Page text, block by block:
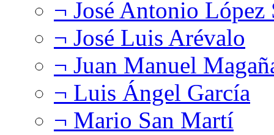
¬ José Antonio López
¬ José Luis Arévalo
¬ Juan Manuel
¬ Luis Ángel García
¬ Mario San Martí